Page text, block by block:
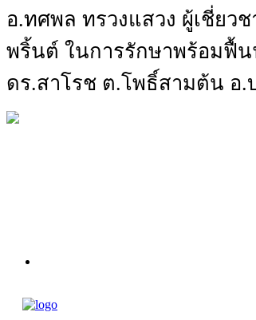
อ.ทศพล ทรวงแสวง ผู้เชี่ยว
พริ้นต์ ในการรักษาพร้อมฟื้
ดร.สาโรช ต.โพธิ์สามต้น อ.